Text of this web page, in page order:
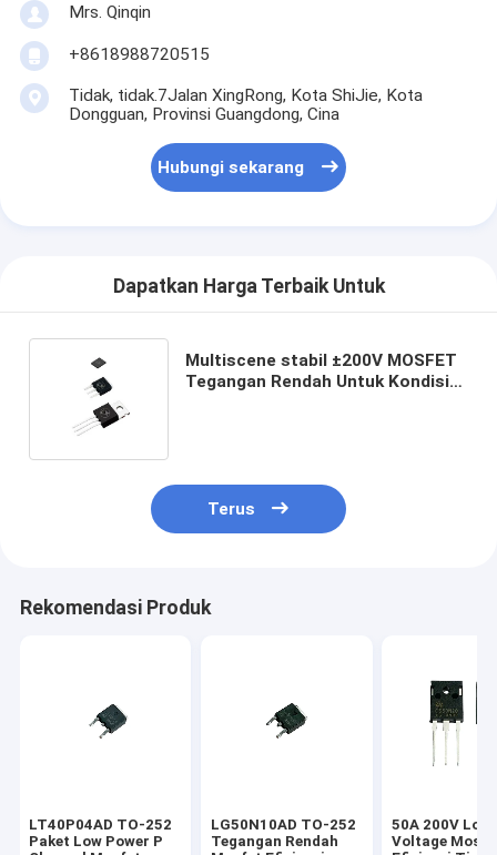
Mrs. Qinqin
+8618988720515
Tidak, tidak.7Jalan XingRong, Kota ShiJie, Kota
Dongguan, Provinsi Guangdong, Cina
Hubungi sekarang
Dapatkan Harga Terbaik Untuk
Multiscene stabil ±200V MOSFET
Tegangan Rendah Untuk Kondisi
Terus
Rekomendasi Produk
LT40P04AD TO-252
Paket Low Power P
LG50N10AD TO-252
Tegangan Rendah
50A 200V Low
Voltage